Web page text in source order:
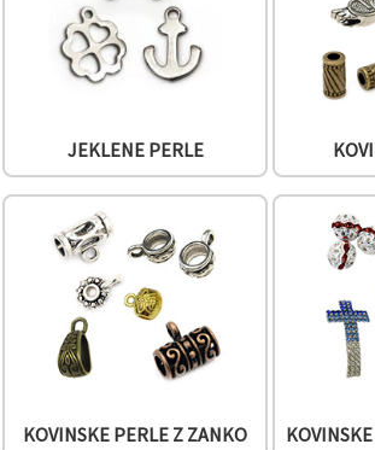
JEKLENE PERLE
KOVINSKE PERLE Z ZANKO